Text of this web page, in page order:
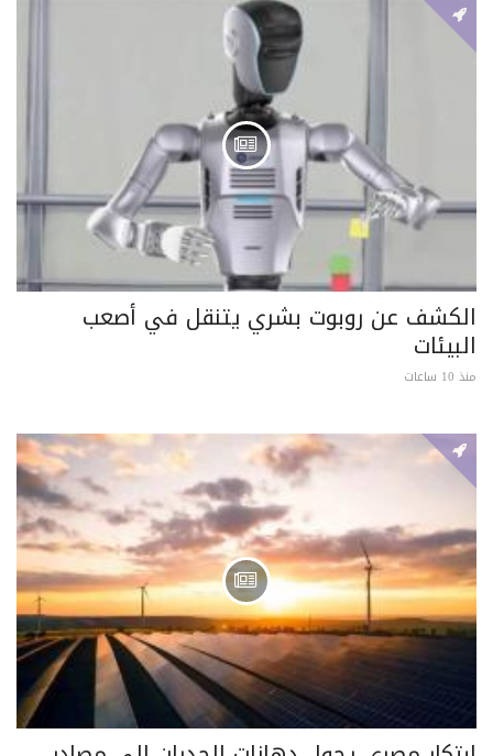
الكشف عن روبوت بشري يتنقل في أصعب
البيئات
منذ 10 ساعات